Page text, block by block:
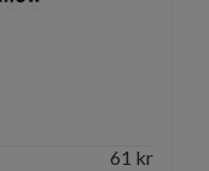
61 kr